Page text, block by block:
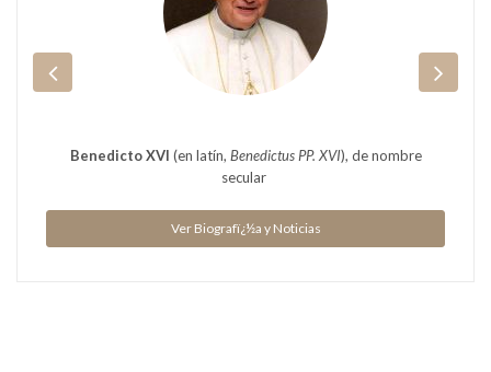
Benedicto XVI (en latín, Benedictus PP. XVI), de nombre
secular
Ver Biografï¿½a y Noticias